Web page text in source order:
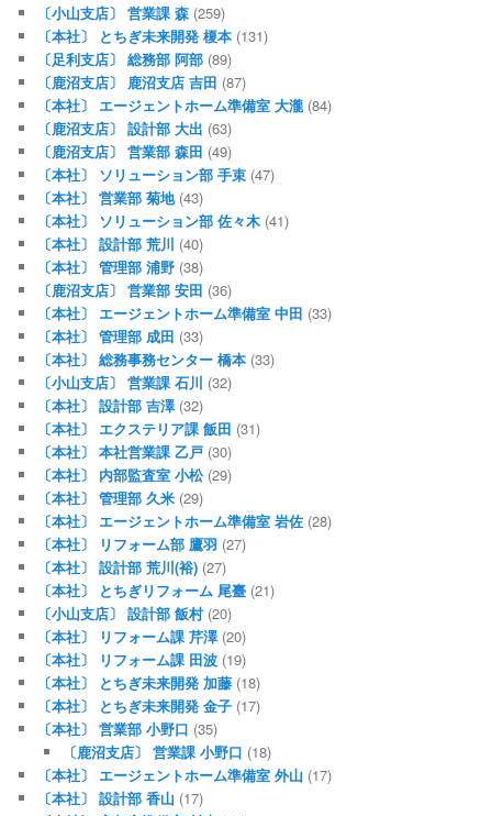
〔小山支店〕 営業課 森 (259)
〔本社〕 とちぎ未来開発 榎本 (131)
〔足利支店〕 総務部 阿部 (89)
〔鹿沼支店〕 鹿沼支店 吉田 (87)
〔本社〕 エージェントホーム準備室 大瀧 (84)
〔鹿沼支店〕 設計部 大出 (63)
〔鹿沼支店〕 営業部 森田 (49)
〔本社〕 ソリューション部 手束 (47)
〔本社〕 営業部 菊地(43)
〔本社〕 ソリューション部 佐々木 (41)
〔本社〕 設計部 荒川 (40)
〔本社〕 管理部 浦野 (38)
〔鹿沼支店〕 営業部 安田 (36)
〔本社〕 エージェントホーム準備室 中田 (33)
〔本社〕 管理部 成田 (33)
〔本社〕 総務事務センター 橋本 (33)
〔小山支店〕 営業課 石川 (32)
〔本社〕 設計部 吉澤(32)
〔本社〕 エクステリア課 飯田 (31)
〔本社〕 本社営業課 乙戸 (30)
〔本社〕 内部監査室 小松(29)
〔本社〕 管理部 久米 (29)
〔本社〕 エージェントホーム準備室 岩佐 (28)
〔本社〕 リフォーム部 鷹羽 (27)
〔本社〕 設計部 荒川(裕) (27)
〔本社〕 とちぎリフォーム 尾臺 (21)
〔小山支店〕 設計部 飯村(20)
〔本社〕 リフォーム課 芹澤(20)
〔本社〕 リフォーム課 田波 (19)
〔本社〕 とちぎ未来開発 加藤 (18)
〔本社〕 とちぎ未来開発 金子 (17)
〔本社〕 営業部 小野口 (35)
〔鹿沼支店〕 営業課 小野口 (18)
〔本社〕 エージェントホーム準備室 外山 (17)
〔本社〕 設計部 香山 (17)